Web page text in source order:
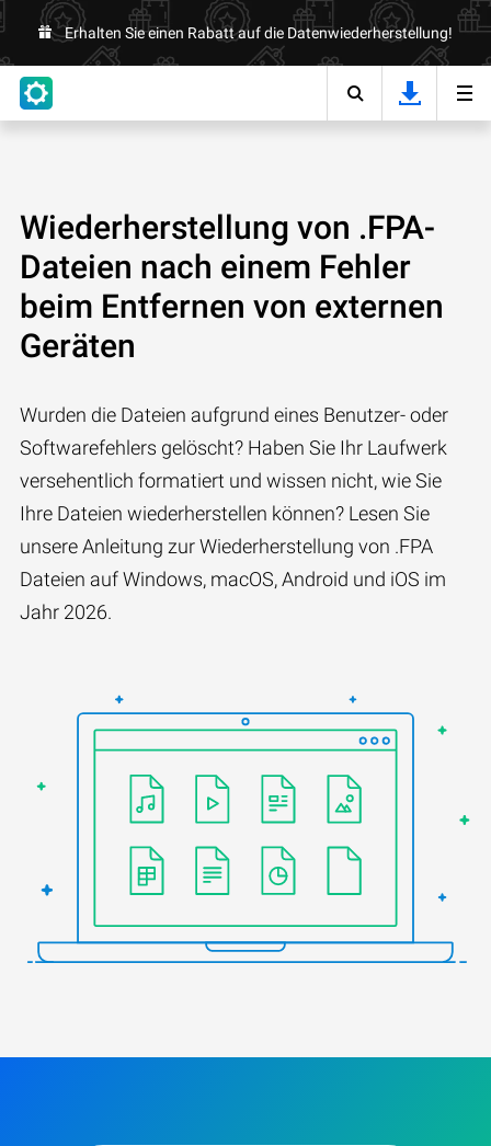
Erhalten Sie einen Rabatt auf die Datenwiederherstellung!
Wiederherstellung von .FPA-
Dateien nach einem Fehler
beim Entfernen von externen
Geräten
Wurden die Dateien aufgrund eines Benutzer- oder
Softwarefehlers gelöscht? Haben Sie Ihr Laufwerk
versehentlich formatiert und wissen nicht, wie Sie
Ihre Dateien wiederherstellen können? Lesen Sie
unsere Anleitung zur Wiederherstellung von .FPA
Dateien auf Windows, macOS, Android und iOS im
Jahr 2026.